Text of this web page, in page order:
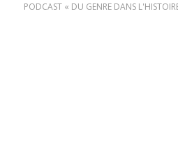
PODCAST « DU GENRE DANS